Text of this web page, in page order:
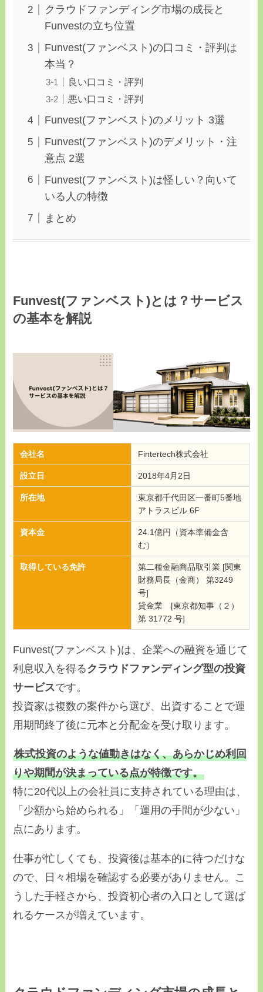
クラウドファンディング市場の成長と
Funvestの立ち位置
Funvest(ファンベスト)の口コミ・評判は
本当？
良い口コミ・評判
悪い口コミ・評判
Funvest(ファンベスト)のメリット 3選
Funvest(ファンベスト)のデメリット・注
意点 2選
Funvest(ファンベスト)は怪しい？向いて
いる人の特徴
まとめ
Funvest(ファンベスト)とは？サービス
の基本を解説
会社名 Fintertech株式会社
設立日 2018年4月2日
所在地
東京都千代田区一番町5番地
アトラスビル 6F
資本金
24.1億円（資本準備金含
む）
取得している免許
第二種金融商品取引業 [関東
財務局長（金商） 第3249
号]
貸金業 [東京都知事（２）
第 31772 号]
Funvest(ファンベスト)は、企業への融資を通じて
利息収入を得るクラウドファンディング型の投資
サービスです。
投資家は複数の案件から選び、出資することで運
用期間終了後に元本と分配金を受け取ります。
株式投資のような値動きはなく、あらかじめ利回
りや期間が決まっている点が特徴です。
特に20代以上の会社員に支持されている理由は、
「少額から始められる」「運用の手間が少ない」
点にあります。
仕事が忙しくても、投資後は基本的に待つだけな
ので、日々相場を確認する必要がありません。こ
うした手軽さから、投資初心者の入口として選ば
れるケースが増えています。